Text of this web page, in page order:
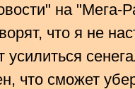
на "Мега-
что я не
что сможет